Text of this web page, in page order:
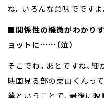
ね。いろんな意味でですよ
■関係性の機微がわかりす
ョットに……（泣）
そこでね。あとですね、細
映画見る部の栗山くんっ
業ということで、最後に